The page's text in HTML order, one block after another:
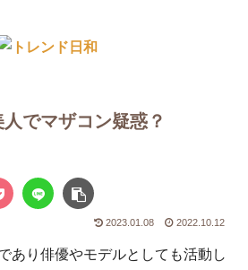
でマザコン疑惑？
2023.01.08 2022.10.12
あり俳優やモデルとしても活動し